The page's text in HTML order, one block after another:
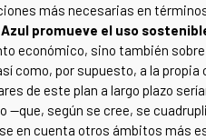
más necesarias en
promueve el uso
económico, sino también
como, por supuesto, a la propia
de este plan a largo plazo
según se cree, se
en cuenta otros ámbitos más